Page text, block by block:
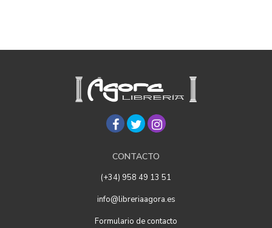
CONTACTO
(+34) 958 49 13 51
info@libreriaagora.es
Formulario de contacto